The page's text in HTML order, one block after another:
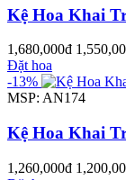
Kệ Hoa Khai
1,680,000đ
Đặt hoa
-13%
MSP: AN174
Kệ Hoa Khai
1,260,000đ